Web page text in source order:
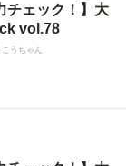
チェック！】大
vol.78
こうちゃん